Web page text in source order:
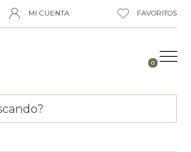
MI CUENTA FAVORITOS
0